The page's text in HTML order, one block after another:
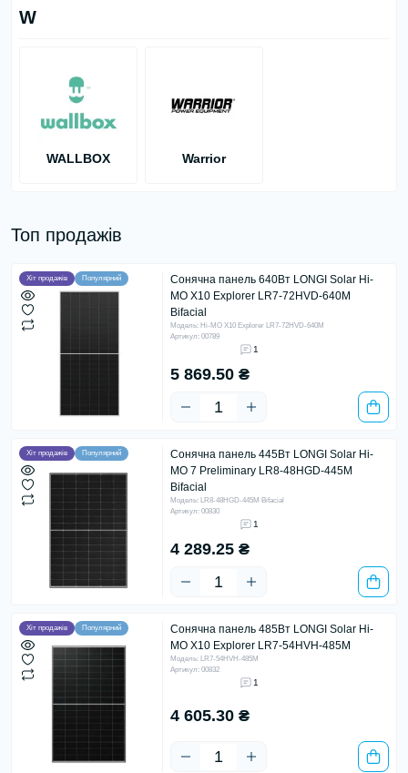
W
WALLBOX Warrior
Топ продажів
Хіт продажів Популярний
Сонячна панель 640Вт LONGI Solar Hi-
MO X10 Explorer LR7-72HVD-640M
Bifacial
Модель: Hi-MO X10 Explorer LR7-72HVD-640M
Артикул: 00789
1
5 869.50 ₴
Хіт продажів Популярний
Сонячна панель 445Вт LONGI Solar Hi-
MO 7 Preliminary LR8-48HGD-445M
Bifacial
Модель: LR8-48HGD-445M Bifacial
Артикул: 00830
1
4 289.25 ₴
Хіт продажів Популярний
Сонячна панель 485Вт LONGI Solar Hi-
MO X10 Explorer LR7-54HVH-485M
Модель: LR7-54HVH-485M
Артикул: 00832
1
4 605.30 ₴